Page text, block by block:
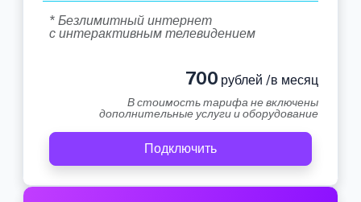
* Безлимитный интернет
с интерактивным телевидением
700 рублей /в месяц
В стоимость тарифа не включены
дополнительные услуги и оборудование
Подключить